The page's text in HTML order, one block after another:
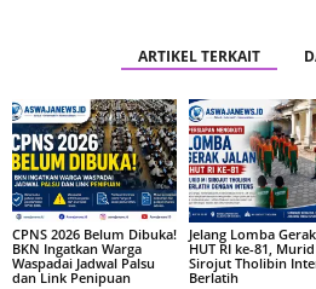
ARTIKEL TERKAIT
CPNS 2026 Belum Dibuka!
BKN Ingatkan Warga
Waspadai Jadwal Palsu
dan Link Penipuan
Jelang Lomba
HUT RI ke-81,
Sirojut Tholibin
Berlatih